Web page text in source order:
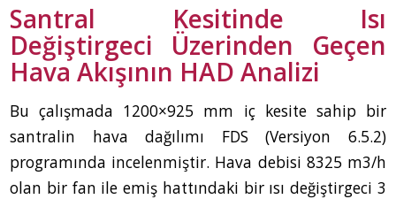
Santral Kesitinde Isı
Değiştirgeci Üzerinden Geçen
Hava Akışının HAD Analizi
Bu çalışmada 1200×925 mm iç kesite sahip bir
santralin hava dağılımı FDS (Versiyon 6.5.2)
programında incelenmiştir. Hava debisi 8325 m3/h
olan bir fan ile emiş hattındaki bir ısı değiştirgeci 3